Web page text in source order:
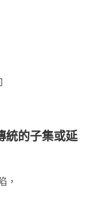
統的子集或延
，